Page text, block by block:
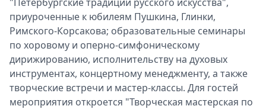
приуроченные к юбилеям Пушкина, Глинки,
Римского-Корсакова; образовательные семинары
по хоровому и оперно-симфоническому
дирижированию, исполнительству на духовых
инструментах, концертному менеджменту, а также
творческие встречи и мастер-классы. Для гостей
мероприятия откроется "Творческая мастерская по